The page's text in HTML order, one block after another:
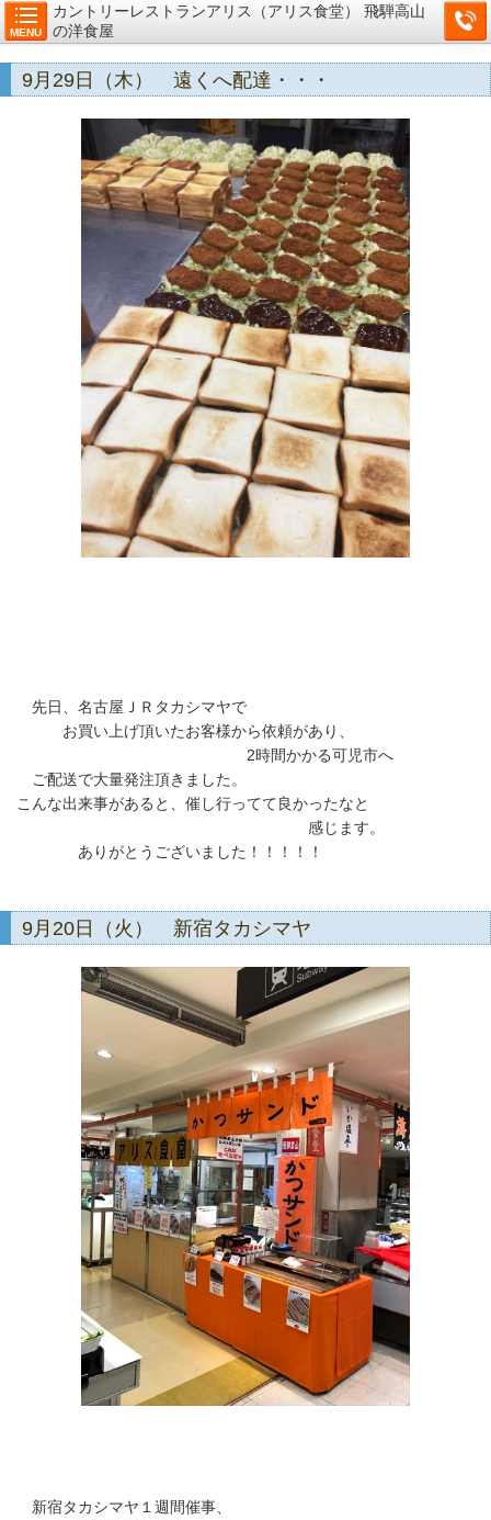
MENU
カントリーレストランアリス（アリス食堂） 飛騨高山
の洋食屋
9月29日（木） 遠くへ配達・・・
先日、名古屋ＪＲタカシマヤで
お買い上げ頂いたお客様から依頼があり、
2時間かかる可児市へ
ご配送で大量発注頂きました。
こんな出来事があると、催し行ってて良かったなと
感じます。
ありがとうございました！！！！！
9月20日（火） 新宿タカシマヤ
新宿タカシマヤ１週間催事、